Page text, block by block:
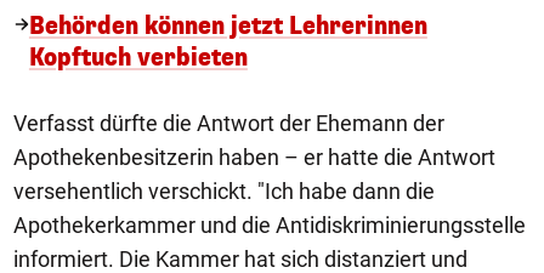
Behörden können jetzt Lehrerinnen
Kopftuch verbieten
Verfasst dürfte die Antwort der Ehemann der
Apothekenbesitzerin haben – er hatte die Antwort
versehentlich verschickt. "Ich habe dann die
Apothekerkammer und die Antidiskriminierungsstelle
informiert. Die Kammer hat sich distanziert und